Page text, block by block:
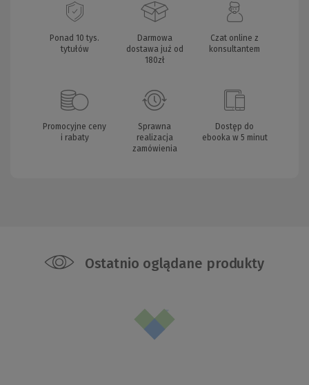
Ponad 10 tys.
tytułów
Darmowa
dostawa już od
180zł
Czat online z
konsultantem
Promocyjne ceny
i rabaty
Sprawna
realizacja
zamówienia
Dostęp do
ebooka w 5 minut
Ostatnio oglądane produkty